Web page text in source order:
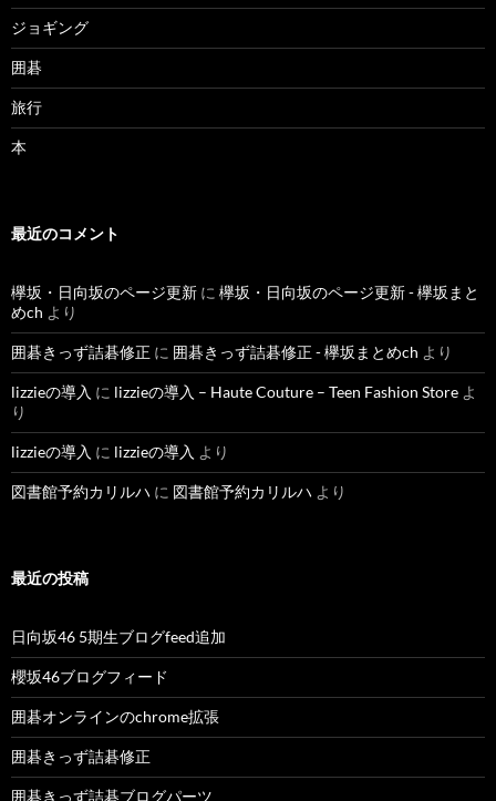
ジョギング
囲碁
旅行
本
最近のコメント
欅坂・日向坂のページ更新 に 欅坂・日向坂のページ更新 - 欅坂まと
めch より
囲碁きっず詰碁修正 に 囲碁きっず詰碁修正 - 欅坂まとめch より
lizzieの導入 に lizzieの導入 – Haute Couture – Teen Fashion Store よ
り
lizzieの導入 に lizzieの導入 より
図書館予約カリルハ に 図書館予約カリルハ より
最近の投稿
日向坂46 5期生ブログfeed追加
櫻坂46ブログフィード
囲碁オンラインのchrome拡張
囲碁きっず詰碁修正
囲碁きっず詰碁ブログパーツ